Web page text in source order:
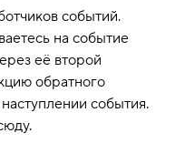
событий.
на событие
её второй
обратного
события.